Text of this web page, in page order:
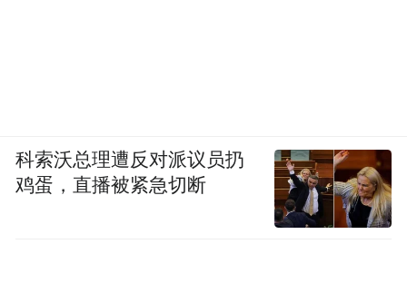
科索沃总理遭反对派议员扔
鸡蛋，直播被紧急切断